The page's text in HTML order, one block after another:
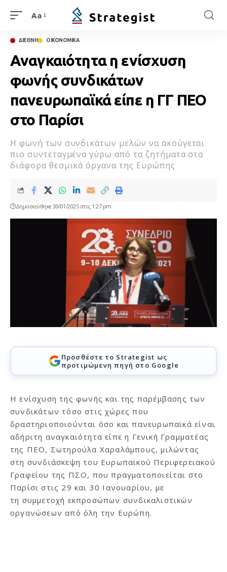
Aa
ΔΙΕΘΝΗ ΟΙΚΟΝΟΜΙΚΑ
Αναγκαιότητα η ενίσχυση
φωνής συνδικάτων
πανευρωπαϊκά είπε η ΓΓ ΠΕΟ
στο Παρίσι
Η φωνή των συνδικάτων μελών να ακούγεται
πιο συντεταγμένα γύρω από τα ζητήματα στα
διάφορα θεσμικά όργανα της Ευρώπης
Δημοσιεύθηκε 30/01/2025 στις 1:27 pm
Προσθέστε το Strategist ως
προτιμώμενη πηγή στο Google
H ενίσχυση της φωνής και της παρέμβασης των
συνδικάτων τόσο στις χώρες που
δραστηριοποιούνται όσο και πανευρωπαϊκά είναι
αδήριτη αναγκαιότητα είπε η Γενική Γραμματέας
της ΠΕΟ, Σωτηρούλα Χαραλάμπους, μιλώντας
στη συνδιάσκεψη του Ευρωπαϊκού Περιφερειακού
Γραφείου της ΠΣΟ, που πραγματοποιείται στο
Παρίσι στις 29 και 30 Ιανουαρίου, με
τη συμμετοχή εκπροσώπων συνδικαλιστικών
οργανώσεων από όλη την Ευρώπη.